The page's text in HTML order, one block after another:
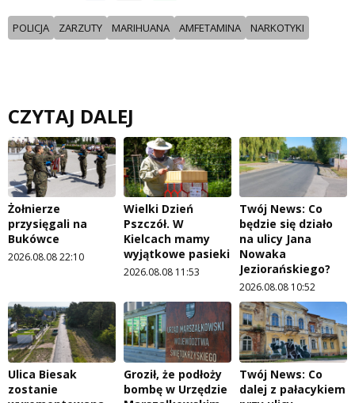
POLICJA ZARZUTY MARIHUANA AMFETAMINA NARKOTYKI
CZYTAJ DALEJ
Żołnierze
przysięgali na
Bukówce
2026.08.08 22:10
Wielki Dzień
Pszczół. W
Kielcach mamy
wyjątkowe pasieki
2026.08.08 11:53
Twój News: Co
będzie się działo
na ulicy Jana
Nowaka
Jeziorańskiego?
2026.08.08 10:52
Ulica Biesak
zostanie
Groził, że podłoży
bombę w Urzędzie
Twój News: Co
dalej z pałacykiem